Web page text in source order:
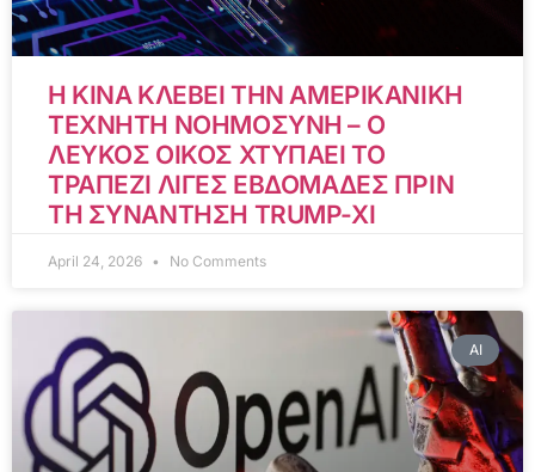
Η ΚΙΝΑ ΚΛΕΒΕΙ ΤΗΝ ΑΜΕΡΙΚΑΝΙΚΗ
ΤΕΧΝΗΤΗ ΝΟΗΜΟΣΥΝΗ – Ο
ΛΕΥΚΟΣ ΟΙΚΟΣ ΧΤΥΠΑΕΙ ΤΟ
ΤΡΑΠΕΖΙ ΛΙΓΕΣ ΕΒΔΟΜΑΔΕΣ ΠΡΙΝ
ΤΗ ΣΥΝΑΝΤΗΣΗ TRUMP-XI
April 24, 2026 No Comments
AI